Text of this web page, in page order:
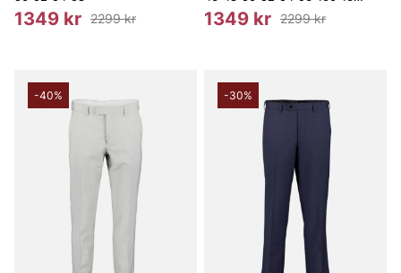
1349 kr 2299 kr 1349 kr 2299 kr
-40% -30%